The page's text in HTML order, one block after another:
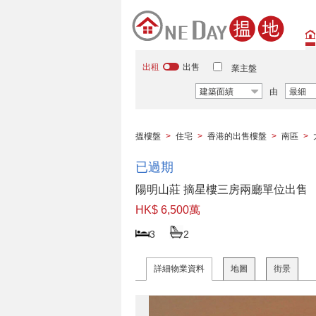
出租 出售 業主盤
建築面績 由 最細
搵樓盤 > 住宅 > 香港的出售樓盤 > 南區 >
已過期
陽明山莊 摘星樓三房兩廳單位出售
HK$ 6,500萬
3 2
詳細物業資料 地圖 街景